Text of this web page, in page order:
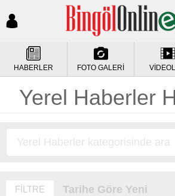
HABERLER FOTO GALERİ
Yerel Haberler
FİLTRE Tarihe Göre Yeni